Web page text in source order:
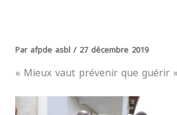
Par afpde asbl / 27 décembre 2019
« Mieux vaut prévenir que guérir